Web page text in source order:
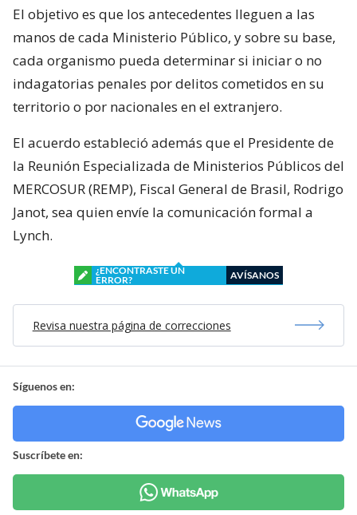
El objetivo es que los antecedentes lleguen a las
manos de cada Ministerio Público, y sobre su base,
cada organismo pueda determinar si iniciar o no
indagatorias penales por delitos cometidos en su
territorio o por nacionales en el extranjero.
El acuerdo estableció además que el Presidente de
la Reunión Especializada de Ministerios Públicos del
MERCOSUR (REMP), Fiscal General de Brasil, Rodrigo
Janot, sea quien envíe la comunicación formal a
Lynch.
¿ENCONTRASTE UN
ERROR?
AVÍSANOS
Revisa nuestra página de correcciones
Síguenos en:
Suscríbete en: